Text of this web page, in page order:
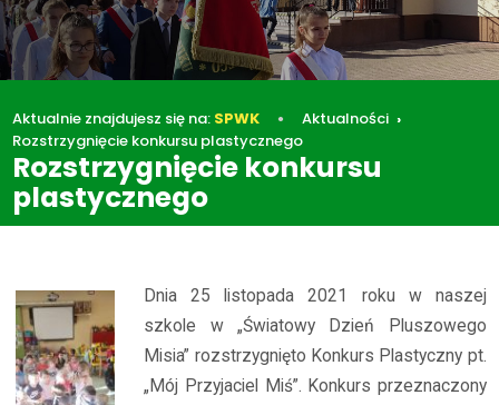
Aktualnie znajdujesz się na: SPWK
Aktualności
Rozstrzygnięcie konkursu plastycznego
Rozstrzygnięcie konkursu
plastycznego
Dnia 25 listopada 2021 roku w naszej
szkole w „Światowy Dzień Pluszowego
Misia” rozstrzygnięto Konkurs Plastyczny pt.
„Mój Przyjaciel Miś”. Konkurs przeznaczony